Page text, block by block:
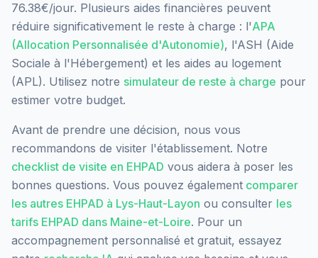
76.38€/jour. Plusieurs aides financières peuvent
réduire significativement le reste à charge : l'APA
(Allocation Personnalisée d'Autonomie), l'ASH (Aide
Sociale à l'Hébergement) et les aides au logement
(APL). Utilisez notre simulateur de reste à charge pour
estimer votre budget.
Avant de prendre une décision, nous vous
recommandons de visiter l'établissement. Notre
checklist de visite en EHPAD vous aidera à poser les
bonnes questions. Vous pouvez également comparer
les autres EHPAD à Lys-Haut-Layon ou consulter les
tarifs EHPAD dans Maine-et-Loire. Pour un
accompagnement personnalisé et gratuit, essayez